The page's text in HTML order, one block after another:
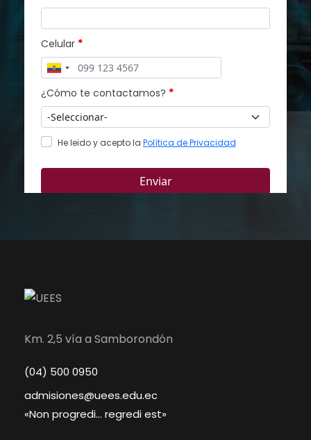
Km. 2,5 vía a Samborondón
(04) 500 0950
admisiones@uees.edu.ec
«Non progredi… regredi est»